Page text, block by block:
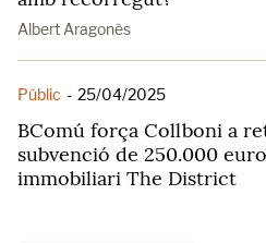
Albert Aragonès
Públic - 25/04/2025
BComú força Collboni a
subvenció de 250.000
immobiliari The District